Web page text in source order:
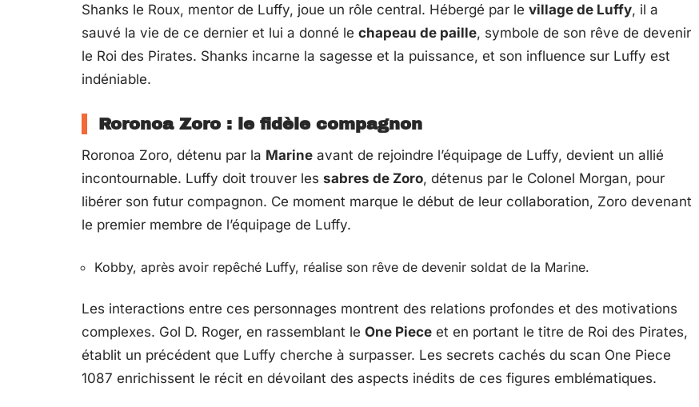
Shanks le Roux, mentor de Luffy, joue un rôle central. Hébergé par le village de Luffy, il a
sauvé la vie de ce dernier et lui a donné le chapeau de paille, symbole de son rêve de devenir
le Roi des Pirates. Shanks incarne la sagesse et la puissance, et son influence sur Luffy est
indéniable.
Roronoa Zoro : le fidèle compagnon
Roronoa Zoro, détenu par la Marine avant de rejoindre l’équipage de Luffy, devient un allié
incontournable. Luffy doit trouver les sabres de Zoro, détenus par le Colonel Morgan, pour
libérer son futur compagnon. Ce moment marque le début de leur collaboration, Zoro devenant
le premier membre de l’équipage de Luffy.
Kobby, après avoir repêché Luffy, réalise son rêve de devenir soldat de la Marine.
Les interactions entre ces personnages montrent des relations profondes et des motivations
complexes. Gol D. Roger, en rassemblant le One Piece et en portant le titre de Roi des Pirates,
établit un précédent que Luffy cherche à surpasser. Les secrets cachés du scan One Piece
1087 enrichissent le récit en dévoilant des aspects inédits de ces figures emblématiques.